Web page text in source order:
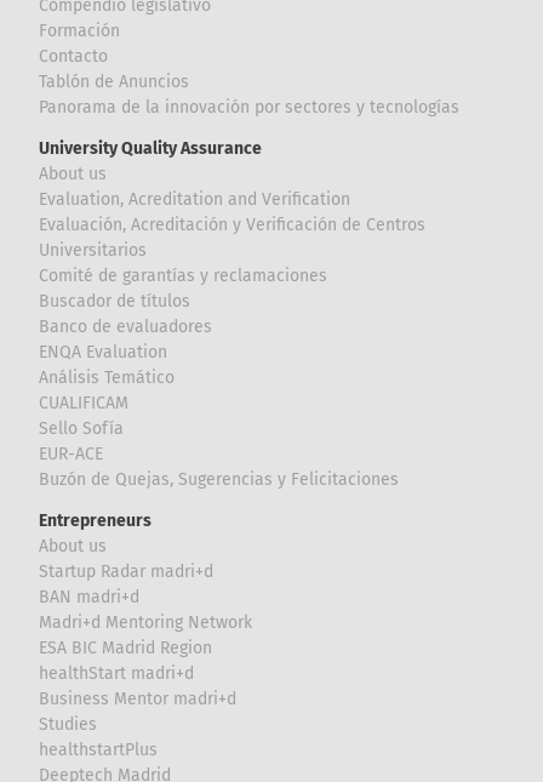
Compendio legislativo
Formación
Contacto
Tablón de Anuncios
Panorama de la innovación por sectores y tecnologías
University Quality Assurance
About us
Evaluation, Acreditation and Verification
Evaluación, Acreditación y Verificación de Centros
Universitarios
Comité de garantías y reclamaciones
Buscador de títulos
Banco de evaluadores
ENQA Evaluation
Análisis Temático
CUALIFICAM
Sello Sofía
EUR-ACE
Buzón de Quejas, Sugerencias y Felicitaciones
Entrepreneurs
About us
Startup Radar madri+d
BAN madri+d
Madri+d Mentoring Network
ESA BIC Madrid Region
healthStart madri+d
Business Mentor madri+d
Studies
healthstartPlus
Deeptech Madrid